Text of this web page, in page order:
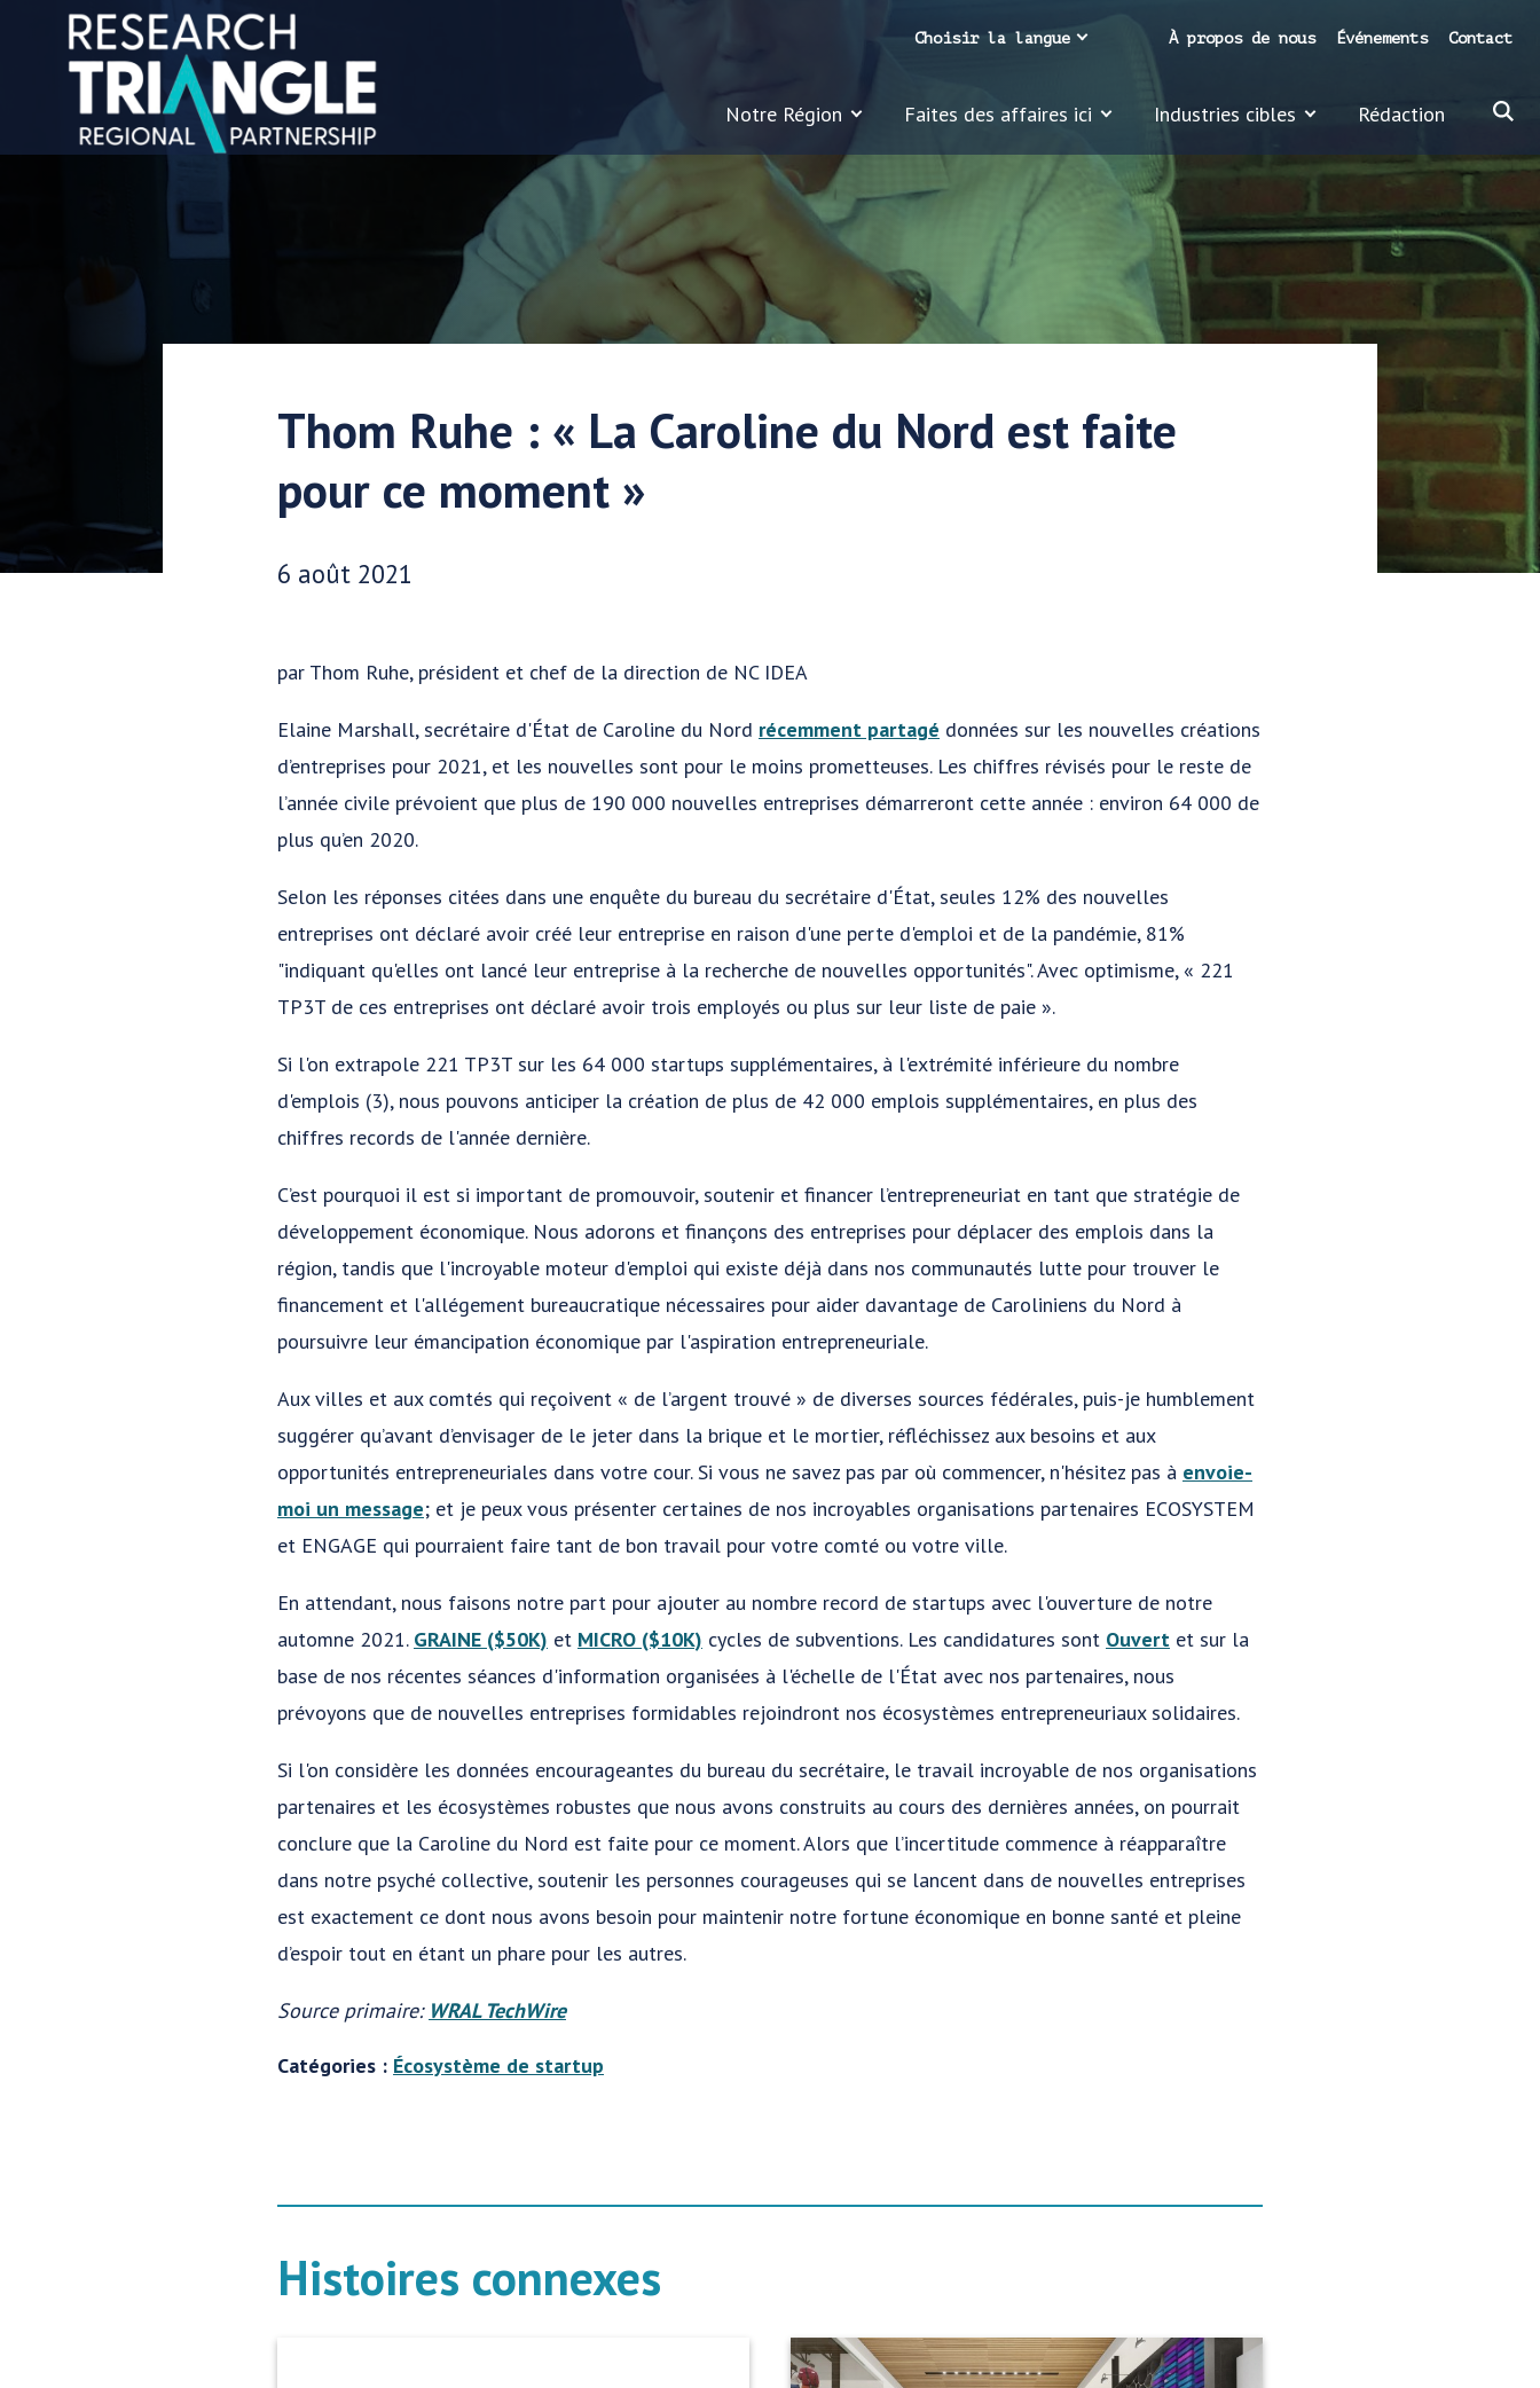
Aller au contenu
Notre Région Faites des affaires ici Industries cibles Rédaction
À propos de nous Événements Contact
Choisir la langue
Thom Ruhe : « La Caroline du Nord est faite
pour ce moment »
Date publiée:
6 août 2021
par Thom Ruhe, président et chef de la direction de NC IDEA
Elaine Marshall, secrétaire d'État de Caroline du Nord récemment partagé données sur les nouvelles créations
d’entreprises pour 2021, et les nouvelles sont pour le moins prometteuses. Les chiffres révisés pour le reste de
l’année civile prévoient que plus de 190 000 nouvelles entreprises démarreront cette année : environ 64 000 de
plus qu’en 2020.
Selon les réponses citées dans une enquête du bureau du secrétaire d'État, seules 12% des nouvelles
entreprises ont déclaré avoir créé leur entreprise en raison d'une perte d'emploi et de la pandémie, 81%
"indiquant qu'elles ont lancé leur entreprise à la recherche de nouvelles opportunités". Avec optimisme, « 221
TP3T de ces entreprises ont déclaré avoir trois employés ou plus sur leur liste de paie ».
Si l'on extrapole 221 TP3T sur les 64 000 startups supplémentaires, à l'extrémité inférieure du nombre
d'emplois (3), nous pouvons anticiper la création de plus de 42 000 emplois supplémentaires, en plus des
chiffres records de l'année dernière.
C’est pourquoi il est si important de promouvoir, soutenir et financer l’entrepreneuriat en tant que stratégie de
développement économique. Nous adorons et finançons des entreprises pour déplacer des emplois dans la
région, tandis que l'incroyable moteur d'emploi qui existe déjà dans nos communautés lutte pour trouver le
financement et l'allégement bureaucratique nécessaires pour aider davantage de Caroliniens du Nord à
poursuivre leur émancipation économique par l'aspiration entrepreneuriale.
Aux villes et aux comtés qui reçoivent « de l’argent trouvé » de diverses sources fédérales, puis-je humblement
suggérer qu’avant d’envisager de le jeter dans la brique et le mortier, réfléchissez aux besoins et aux
opportunités entrepreneuriales dans votre cour. Si vous ne savez pas par où commencer, n'hésitez pas à envoie-
moi un message; et je peux vous présenter certaines de nos incroyables organisations partenaires ECOSYSTEM
et ENGAGE qui pourraient faire tant de bon travail pour votre comté ou votre ville.
En attendant, nous faisons notre part pour ajouter au nombre record de startups avec l'ouverture de notre
automne 2021. GRAINE ($50K) et MICRO ($10K) cycles de subventions. Les candidatures sont Ouvert et sur la
base de nos récentes séances d'information organisées à l'échelle de l'État avec nos partenaires, nous
prévoyons que de nouvelles entreprises formidables rejoindront nos écosystèmes entrepreneuriaux solidaires.
Si l'on considère les données encourageantes du bureau du secrétaire, le travail incroyable de nos organisations
partenaires et les écosystèmes robustes que nous avons construits au cours des dernières années, on pourrait
conclure que la Caroline du Nord est faite pour ce moment. Alors que l’incertitude commence à réapparaître
dans notre psyché collective, soutenir les personnes courageuses qui se lancent dans de nouvelles entreprises
est exactement ce dont nous avons besoin pour maintenir notre fortune économique en bonne santé et pleine
d’espoir tout en étant un phare pour les autres.
Source primaire: WRAL TechWire
Catégories : Écosystème de startup
Histoires connexes